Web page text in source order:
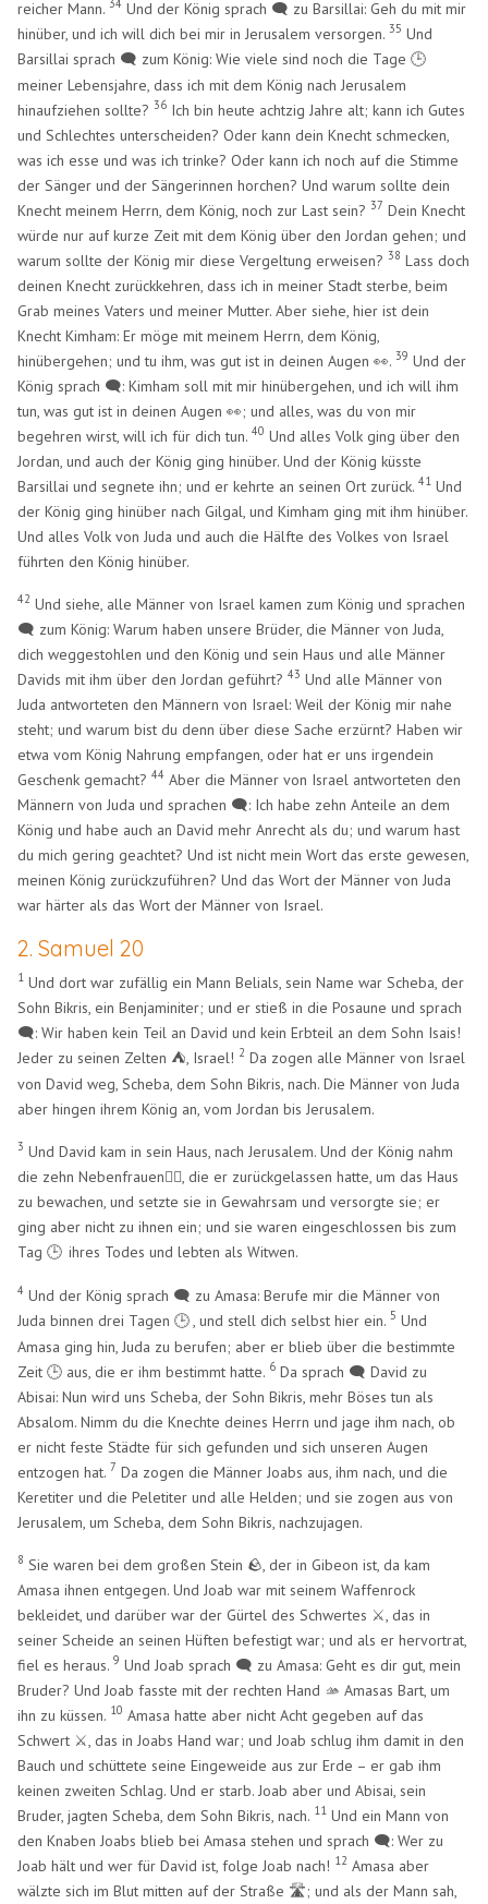
reicher Mann. 34 Und der König sprach 🗨️ zu Barsillai: Geh du mit mir
hinüber, und ich will dich bei mir in Jerusalem versorgen. 35 Und
Barsillai sprach 🗨️ zum König: Wie viele sind noch die Tage🕒
meiner Lebensjahre, dass ich mit dem König nach Jerusalem
hinaufziehen sollte? 36 Ich bin heute achtzig Jahre alt; kann ich Gutes
und Schlechtes unterscheiden? Oder kann dein Knecht schmecken,
was ich esse und was ich trinke? Oder kann ich noch auf die Stimme
der Sänger und der Sängerinnen horchen? Und warum sollte dein
Knecht meinem Herrn, dem König, noch zur Last sein? 37 Dein Knecht
würde nur auf kurze Zeit mit dem König über den Jordan gehen; und
warum sollte der König mir diese Vergeltung erweisen? 38 Lass doch
deinen Knecht zurückkehren, dass ich in meiner Stadt sterbe, beim
Grab meines Vaters und meiner Mutter. Aber siehe, hier ist dein
Knecht Kimham: Er möge mit meinem Herrn, dem König,
hinübergehen; und tu ihm, was gut ist in deinen Augen 👀. 39 Und der
König sprach 🗨️: Kimham soll mit mir hinübergehen, und ich will ihm
tun, was gut ist in deinen Augen 👀; und alles, was du von mir
begehren wirst, will ich für dich tun.40 Und alles Volk ging über den
Jordan, und auch der König ging hinüber. Und der König küsste
Barsillai und segnete ihn; und er kehrte an seinen Ort zurück.41 Und
der König ging hinüber nach Gilgal, und Kimham ging mit ihm hinüber.
Und alles Volk von Juda und auch die Hälfte des Volkes von Israel
führten den König hinüber.
42 Und siehe, alle Männer von Israel kamen zum König und sprachen
🗨️ zum König: Warum haben unsere Brüder, die Männer von Juda,
dich weggestohlen und den König und sein Haus und alle Männer
Davids mit ihm über den Jordan geführt?43 Und alle Männer von
Juda antworteten den Männern von Israel: Weil der König mir nahe
steht; und warum bist du denn über diese Sache erzürnt? Haben wir
etwa vom König Nahrung empfangen, oder hat er uns irgendein
Geschenk gemacht?44 Aber die Männer von Israel antworteten den
Männern von Juda und sprachen 🗨️: Ich habe zehn Anteile an dem
König und habe auch an David mehr Anrecht als du; und warum hast
du mich gering geachtet? Und ist nicht mein Wort das erste gewesen,
meinen König zurückzuführen? Und das Wort der Männer von Juda
war härter als das Wort der Männer von Israel.
2. Samuel 20
1 Und dort war zufällig ein Mann Belials, sein Name war Scheba, der
Sohn Bikris, ein Benjaminiter; und er stieß in die Posaune und sprach
🗨️: Wir haben kein Teil an David und kein Erbteil an dem Sohn Isais!
Jeder zu seinen Zelten ⛺ , Israel! 2 Da zogen alle Männer von Israel
von David weg, Scheba, dem Sohn Bikris, nach. Die Männer von Juda
aber hingen ihrem König an, vom Jordan bis Jerusalem.
3 Und David kam in sein Haus, nach Jerusalem. Und der König nahm
die zehn Nebenfrauen🧍‍♀️, die er zurückgelassen hatte, um das Haus
zu bewachen, und setzte sie in Gewahrsam und versorgte sie; er
ging aber nicht zu ihnen ein; und sie waren eingeschlossen bis zum
Tag🕒 ​ihres Todes und lebten als Witwen.
4 Und der König sprach 🗨️ zu Amasa: Berufe mir die Männer von
Juda binnen drei Tagen🕒 ​ , und stell dich selbst hier ein.5 Und
Amasa ging hin, Juda zu berufen; aber er blieb über die bestimmte
Zeit🕒 aus, die er ihm bestimmt hatte. 6 Da sprach 🗨️ David zu
Abisai: Nun wird uns Scheba, der Sohn Bikris, mehr Böses tun als
Absalom. Nimm du die Knechte deines Herrn und jage ihm nach, ob
er nicht feste Städte für sich gefunden und sich unseren Augen
entzogen hat. 7 Da zogen die Männer Joabs aus, ihm nach, und die
Keretiter und die Peletiter und alle Helden; und sie zogen aus von
Jerusalem, um Scheba, dem Sohn Bikris, nachzujagen.
8 Sie waren bei dem großen Stein 🪨, der in Gibeon ist, da kam
Amasa ihnen entgegen. Und Joab war mit seinem Waffenrock
bekleidet, und darüber war der Gürtel des Schwertes ⚔️, das in
seiner Scheide an seinen Hüften befestigt war; und als er hervortrat,
fiel es heraus.9 Und Joab sprach 🗨️ zu Amasa: Geht es dir gut, mein
Bruder? Und Joab fasste mit der rechten Hand 🫴 Amasas Bart, um
ihn zu küssen. 10 Amasa hatte aber nicht Acht gegeben auf das
Schwert ⚔️, das in Joabs Hand war; und Joab schlug ihm damit in den
Bauch und schüttete seine Eingeweide aus zur Erde – er gab ihm
keinen zweiten Schlag. Und er starb. Joab aber und Abisai, sein
Bruder, jagten Scheba, dem Sohn Bikris, nach. 11 Und ein Mann von
den Knaben Joabs blieb bei Amasa stehen und sprach 🗨️: Wer zu
Joab hält und wer für David ist, folge Joab nach! 12 Amasa aber
wälzte sich im Blut mitten auf der Straße 🛣️; und als der Mann sah,